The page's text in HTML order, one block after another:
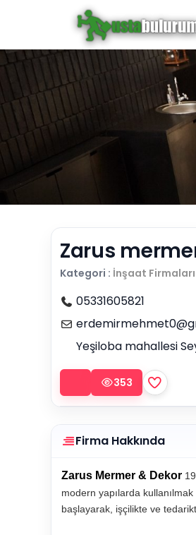
Zarus
Kategori : İnşaat Firmaları
05331605821
Yeşiloba mahallesi
353
Firma Hakkında
Zarus Mermer & Dekor
modern yapılarda
başlayarak, işçilikte ve